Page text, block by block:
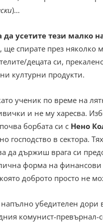
)…
да усетите тези малко
ще спирате през
децата си,
културни продукти.
ученик по време на
и не му харесва.
борбата си с Нено
господство в сектора.
да държиш врага си
форма на финансови
доброто просто не
убедителен дори
комунист-превърнал-